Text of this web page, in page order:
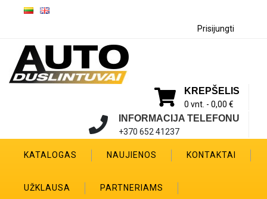
Prisijungti
KREPŠELIS
0 vnt. - 0,00 €
INFORMACIJA TELEFONU
+370 652 41237
KATALOGAS NAUJIENOS KONTAKTAI
UŽKLAUSA PARTNERIAMS